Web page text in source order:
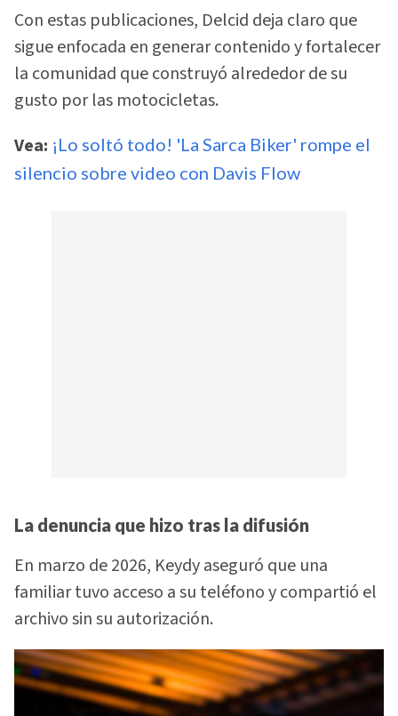
Con estas publicaciones, Delcid deja claro que
sigue enfocada en generar contenido y fortalecer
la comunidad que construyó alrededor de su
gusto por las motocicletas.
Vea: ¡Lo soltó todo! 'La Sarca Biker' rompe el
silencio sobre video con Davis Flow
La denuncia que hizo tras la difusión
En marzo de 2026, Keydy aseguró que una
familiar tuvo acceso a su teléfono y compartió el
archivo sin su autorización.